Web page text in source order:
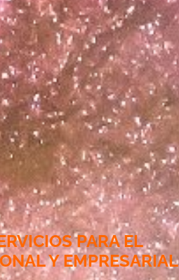
PARA EL
Y EMPRESARIAL